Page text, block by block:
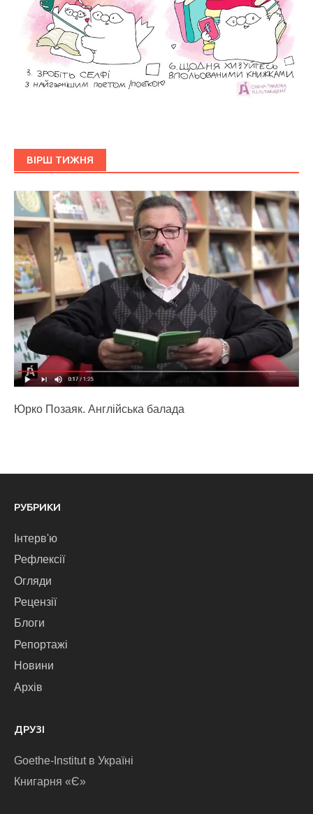
ВІРШ ТИЖНЯ
Юрко Позаяк. Англійська балада
РУБРИКИ
Інтерв'ю
Рефлексії
Огляди
Рецензії
Блоги
Репортажі
Новини
Архів
ДРУЗІ
Goethe-Institut в Україні
Книгарня «Є»